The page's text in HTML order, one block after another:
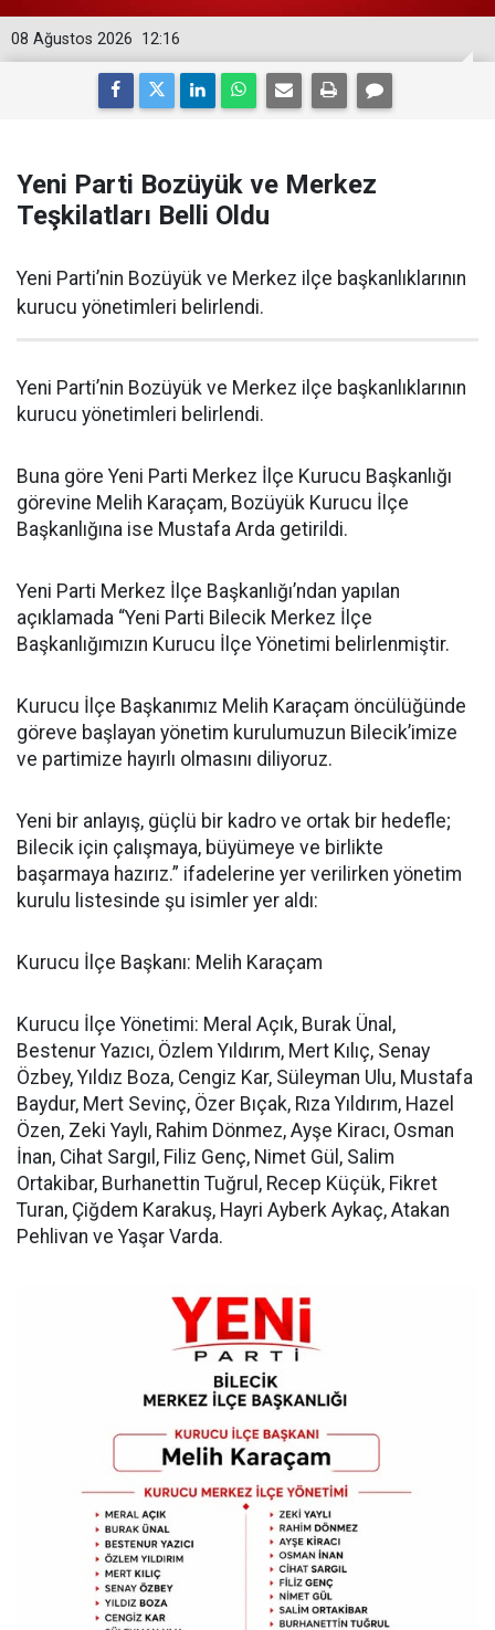
12:16
08 Ağustos 2026
Yeni Parti Bozüyük ve Merkez
Teşkilatları Belli Oldu
Yeni Parti’nin Bozüyük ve Merkez ilçe başkanlıklarının
kurucu yönetimleri belirlendi.
Yeni Parti’nin Bozüyük ve Merkez ilçe başkanlıklarının
kurucu yönetimleri belirlendi.
Buna göre Yeni Parti Merkez İlçe Kurucu Başkanlığı
görevine Melih Karaçam, Bozüyük Kurucu İlçe
Başkanlığına ise Mustafa Arda getirildi.
Yeni Parti Merkez İlçe Başkanlığı’ndan yapılan
açıklamada “Yeni Parti Bilecik Merkez İlçe
Başkanlığımızın Kurucu İlçe Yönetimi belirlenmiştir.
Kurucu İlçe Başkanımız Melih Karaçam öncülüğünde
göreve başlayan yönetim kurulumuzun Bilecik’imize
ve partimize hayırlı olmasını diliyoruz.
Yeni bir anlayış, güçlü bir kadro ve ortak bir hedefle;
Bilecik için çalışmaya, büyümeye ve birlikte
başarmaya hazırız.” ifadelerine yer verilirken yönetim
kurulu listesinde şu isimler yer aldı:
Kurucu İlçe Başkanı: Melih Karaçam
Kurucu İlçe Yönetimi: Meral Açık, Burak Ünal,
Bestenur Yazıcı, Özlem Yıldırım, Mert Kılıç, Senay
Özbey, Yıldız Boza, Cengiz Kar, Süleyman Ulu, Mustafa
Baydur, Mert Sevinç, Özer Bıçak, Rıza Yıldırım, Hazel
Özen, Zeki Yaylı, Rahim Dönmez, Ayşe Kiracı, Osman
İnan, Cihat Sargıl, Filiz Genç, Nimet Gül, Salim
Ortakibar, Burhanettin Tuğrul, Recep Küçük, Fikret
Turan, Çiğdem Karakuş, Hayri Ayberk Aykaç, Atakan
Pehlivan ve Yaşar Varda.